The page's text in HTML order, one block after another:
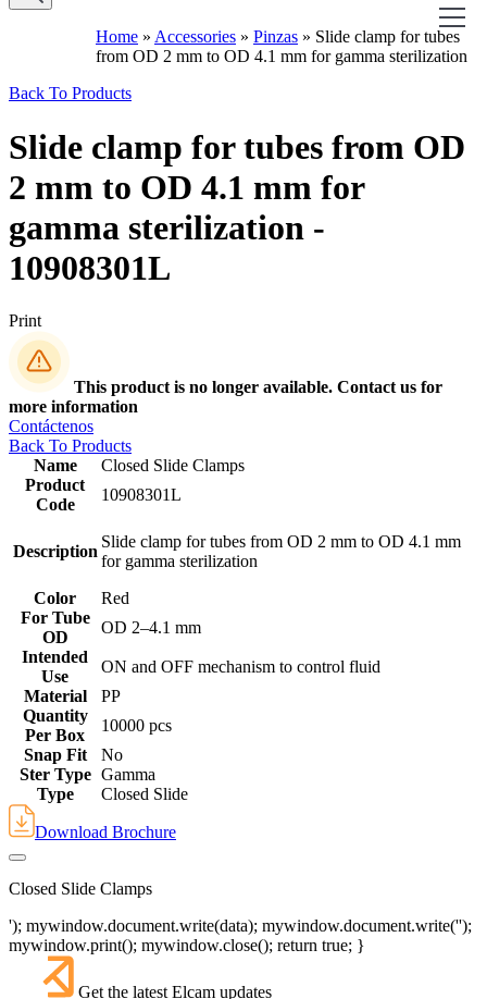
Home » Accessories » Pinzas » Slide clamp for tubes
from OD 2 mm to OD 4.1 mm for gamma sterilization
Back To Products
Slide clamp for tubes from OD
2 mm to OD 4.1 mm for
gamma sterilization -
10908301L
Print
This product is no longer available. Contact us for
more information
Contáctenos
Back To Products
Name
Closed Slide Clamps
Product
Code
10908301L
Description
Slide clamp for tubes from OD 2 mm to OD 4.1 mm
for gamma sterilization
Color
Red
For Tube
OD
‎OD 2–4.1 mm
Intended
Use
ON and OFF mechanism to control fluid
Material
PP
Quantity
Per Box
10000 pcs
Snap Fit
No
Ster Type Gamma
Type
Closed Slide
Download Brochure
Closed Slide Clamps
'); mywindow.document.write(data); mywindow.document.write('');
mywindow.print(); mywindow.close(); return true; }
Get the latest Elcam updates